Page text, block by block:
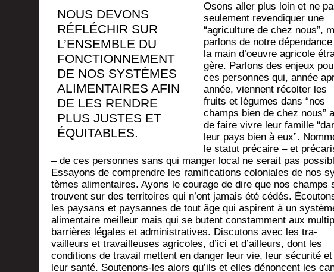
NOUS DEVONS
RÉFLÉ­CHIR SUR
L’ENSEMBLE DU
FONC­TION­NE­MENT
DE NOS SYS­TÈMES
ALI­MEN­TAIRES AFIN
DE LES RENDRE
PLUS JUSTES ET
ÉQUITABLES.
Osons aller plus loin et ne
seule­ment reven­di­quer une
“agri­cul­ture de chez nous”,
par­lons de notre
la main d’oeuvre agri­cole
gère. Par­lons des enjeux
ces per­sonnes qui, année
année, viennent récol­ter les
fruits et légumes dans “nos
champs bien de chez nous”
de faire vivre leur famille
leur pays bien à eux”.
le sta­tut pré­caire – et
– de ces per­sonnes sans qui man­ger local ne serait pas
Essayons de com­prendre les rami­fi­ca­tions colo­niales de nos
tèmes ali­men­taires. Ayons le cou­rage de dire que nos champs
trouvent sur des ter­ri­toires qui n’ont jamais été cédés.
les pay­sans et pay­sannes de tout âge qui aspirent à un
ali­men­taire meilleur mais qui se butent constam­ment aux
bar­rières légales et admi­nis­tra­tives. Dis­cu­tons avec les tra­
vailleurs et tra­vailleuses agri­coles, d’ici et d’ailleurs, dont les
condi­tions de tra­vail mettent en dan­ger leur vie, leur sécu­ri­té et
leur san­té. Sou­te­nons-les alors qu’ils et elles dénoncent les